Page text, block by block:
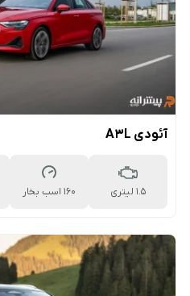
آئودی A3L
1.5 لیتری 160 اسب بخار